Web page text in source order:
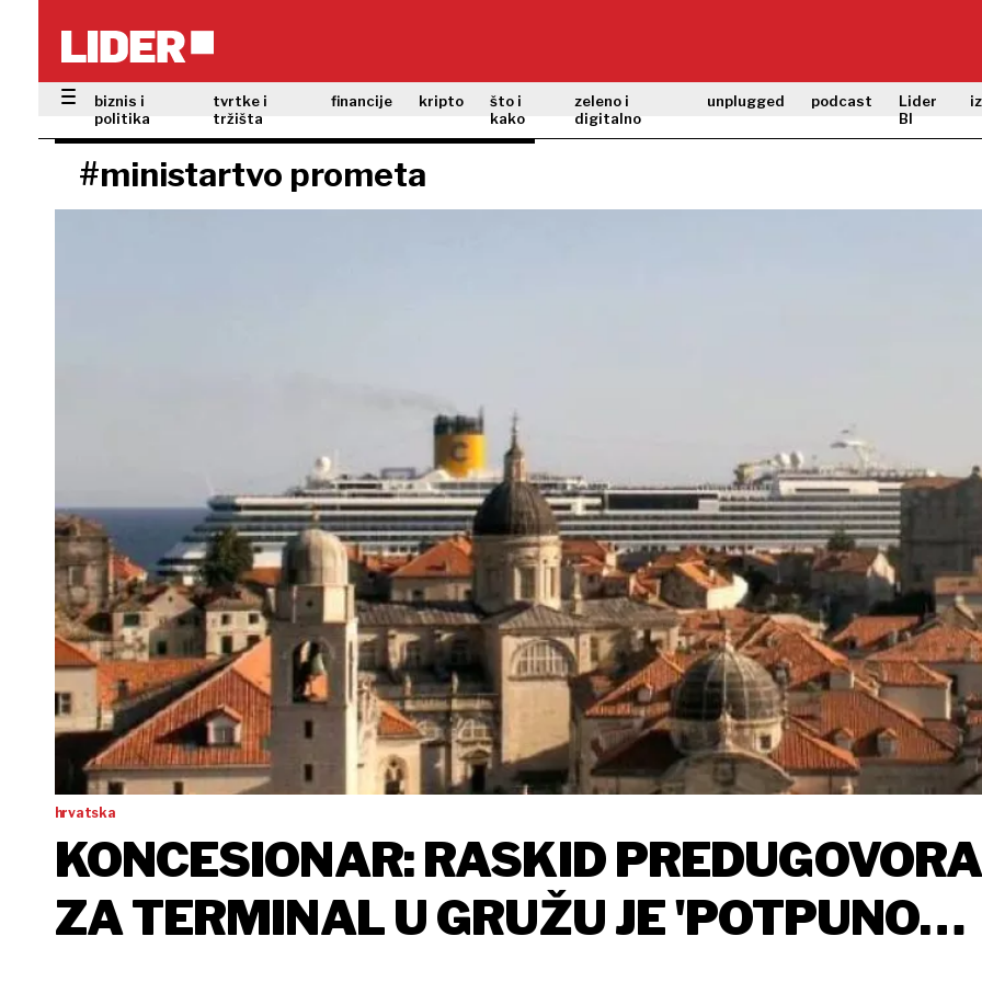
biznis i
politika
tvrtke i
tržišta
financije kripto
što i
kako
zeleno i
digitalno
unplugged podcast
Lider
BI
#ministartvo prometa
hrvatska
KONCESIONAR: RASKID PREDUGOVORA
ZA TERMINAL U GRUŽU JE 'POTPUNO